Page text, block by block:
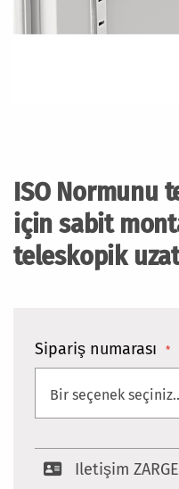
ISO Normunu
için sabit
teleskopik
Sipariş numarası
Iletişim
git